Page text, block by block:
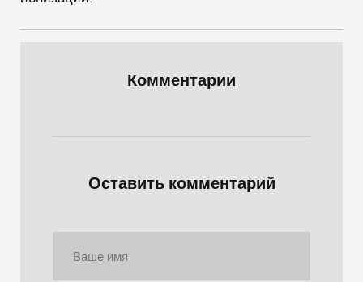
Комментарии
Оставить комментарий